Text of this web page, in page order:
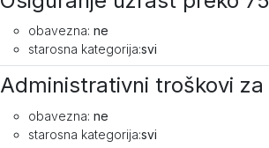
obavezna: ne
starosna kategorija:svi
Administrativni troškovi
obavezna: ne
starosna kategorija:svi